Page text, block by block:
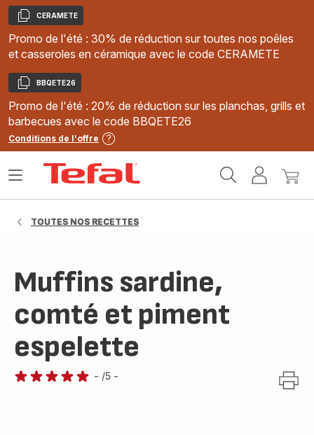
Copier
CERAMETE
Promo de l'été : 30% de réduction sur toutes nos poêles
et casseroles en céramique avec le code CERAMETE
Copier
BBQETE26
Promo de l'été : 20% de réduction sur les planchas, grills et
barbecues avec le code BBQETE26
Conditions de l'offre
MonMon
Ouvrir
TOUTES NOS RECETTES
Muffins sardine,
comté et piment
espelette
- /5 -